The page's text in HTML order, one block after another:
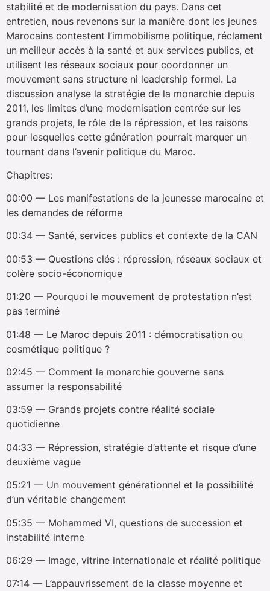
stabilité et de modernisation du pays. Dans cet
entretien, nous revenons sur la manière dont les jeunes
Marocains contestent l’immobilisme politique, réclament
un meilleur accès à la santé et aux services publics, et
utilisent les réseaux sociaux pour coordonner un
mouvement sans structure ni leadership formel. La
discussion analyse la stratégie de la monarchie depuis
2011, les limites d’une modernisation centrée sur les
grands projets, le rôle de la répression, et les raisons
pour lesquelles cette génération pourrait marquer un
tournant dans l’avenir politique du Maroc.
Chapitres:
00:00 — Les manifestations de la jeunesse marocaine et
les demandes de réforme
00:34 — Santé, services publics et contexte de la CAN
00:53 — Questions clés : répression, réseaux sociaux et
colère socio-économique
01:20 — Pourquoi le mouvement de protestation n’est
pas terminé
01:48 — Le Maroc depuis 2011 : démocratisation ou
cosmétique politique ?
02:45 — Comment la monarchie gouverne sans
assumer la responsabilité
03:59 — Grands projets contre réalité sociale
quotidienne
04:33 — Répression, stratégie d’attente et risque d’une
deuxième vague
05:21 — Un mouvement générationnel et la possibilité
d’un véritable changement
05:35 — Mohammed VI, questions de succession et
instabilité interne
06:29 — Image, vitrine internationale et réalité politique
07:14 — L’appauvrissement de la classe moyenne et